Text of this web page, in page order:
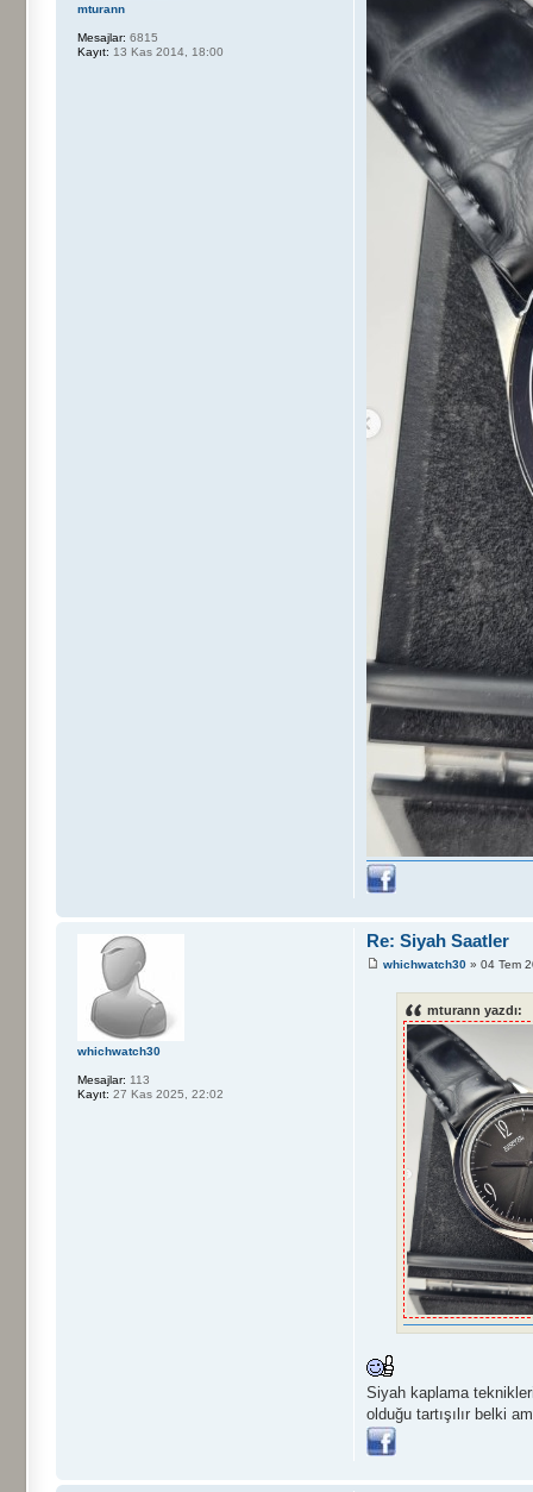
mturann
Mesajlar: 6815
Kayıt: 13 Kas 2014, 18:00
Re: Siyah Saatler
whichwatch30 » 04 Tem
mturann yazdı:
Siyah kaplama
olduğu tartışılır belki
whichwatch30
Mesajlar: 113
Kayıt: 27 Kas 2025, 22:02